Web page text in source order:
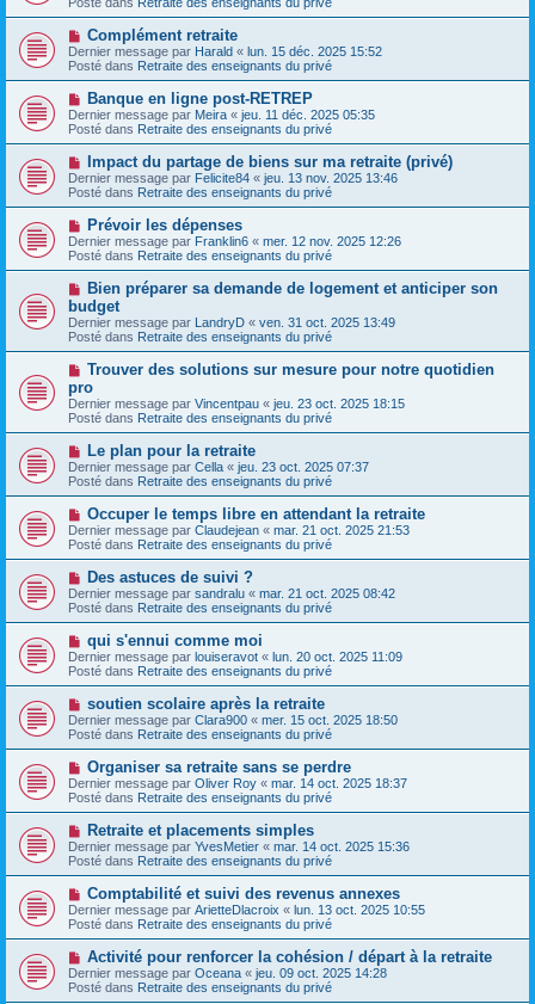
g
e
m
e
s
s
a
g
e
v
a
u
m
e
s
a
g
e
N
o
u
v
e
a
u
m
e
s
a
g
e
Complément retraite
Dernier message par Harald « lun. 15 déc. 2025 15:52
Posté dans Retraite des enseignants du privé
N
o
u
v
e
a
u
m
e
s
a
g
e
Banque en ligne post-RETREP
Dernier message par Meira « jeu. 11 déc. 2025 05:35
Posté dans Retraite des enseignants du privé
N
o
u
v
e
a
u
m
e
s
a
g
e
Impact du partage de biens sur ma retraite (privé)
Dernier message par Felicite84 « jeu. 13 nov. 2025 13:46
Posté dans Retraite des enseignants du privé
N
o
u
v
e
a
u
m
e
s
s
g
e
Prévoir les dépenses
Dernier message par Franklin6 « mer. 12 nov. 2025 12:26
Posté dans Retraite des enseignants du privé
N
u
v
e
a
m
e
s
a
g
e
Bien préparer sa demande de logement et anticiper son
budget
Dernier message par LandryD « ven. 31 oct. 2025 13:49
Posté dans Retraite des enseignants du privé
N
u
v
e
a
m
e
s
s
g
e
Trouver des solutions sur mesure pour notre quotidien
pro
Dernier message par Vincentpau « jeu. 23 oct. 2025 18:15
Posté dans Retraite des enseignants du privé
N
o
u
v
a
u
m
e
s
a
g
Le plan pour la retraite
Dernier message par Cella « jeu. 23 oct. 2025 07:37
Posté dans Retraite des enseignants du privé
N
o
u
v
e
a
u
m
e
s
s
a
g
Occuper le temps libre en attendant la retraite
Dernier message par Claudejean « mar. 21 oct. 2025 21:53
Posté dans Retraite des enseignants du privé
N
o
u
v
a
u
m
e
s
s
a
g
e
Des astuces de suivi ?
Dernier message par sandralu « mar. 21 oct. 2025 08:42
Posté dans Retraite des enseignants du privé
N
o
u
v
a
u
m
e
s
s
a
g
e
qui s'ennui comme moi
Dernier message par louiseravot « lun. 20 oct. 2025 11:09
Posté dans Retraite des enseignants du privé
N
o
u
v
a
u
m
e
s
a
g
e
soutien scolaire après la retraite
Dernier message par Clara900 « mer. 15 oct. 2025 18:50
Posté dans Retraite des enseignants du privé
N
o
u
v
e
a
u
m
e
s
s
a
g
Organiser sa retraite sans se perdre
Dernier message par Oliver Roy « mar. 14 oct. 2025 18:37
Posté dans Retraite des enseignants du privé
N
o
u
v
a
u
m
e
s
s
a
g
Retraite et placements simples
Dernier message par YvesMetier « mar. 14 oct. 2025 15:36
Posté dans Retraite des enseignants du privé
N
o
u
v
a
u
m
Comptabilité et suivi des revenus annexes
Dernier message par ArietteDlacroix « lun. 13 oct. 2025 10:55
Posté dans Retraite des enseignants du privé
N
o
u
v
Activité pour renforcer la cohésion / départ à la retraite
Dernier message par Oceana « jeu. 09 oct. 2025 14:28
Posté dans Retraite des enseignants du privé